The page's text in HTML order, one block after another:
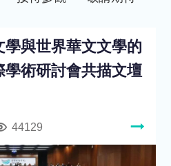
與世界華文文學的
術研討會共描文壇
44129